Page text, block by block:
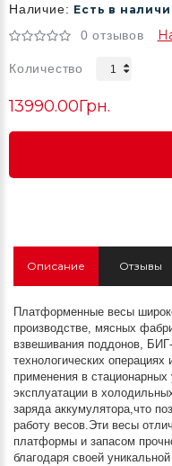
Наличие: Есть в
0 отзывов
Количество
13990.00Грн.
Описание Отзывы
Платформенные весы
производстве, мясных
взвешивания поддонов,
технологических
применения в
эксплуатации в
заряда аккумулятора,что
работу весов.Эти весы
платформы и запасом
благодаря своей